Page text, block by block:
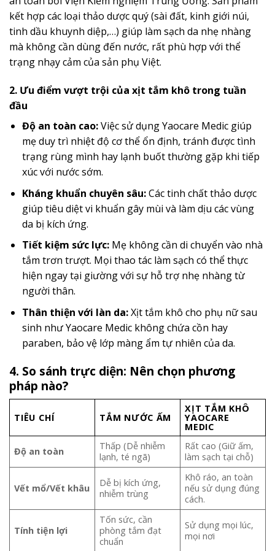
kết hợp các loại thảo dược quý (sài đất, kinh giới núi,
tinh dầu khuynh diệp,…) giúp làm sạch da nhẹ nhàng
mà không cần dùng đến nước, rất phù hợp với thể
trạng nhạy cảm của sản phụ Việt.
2. Ưu điểm vượt trội của xịt tắm khô trong tuần
đầu
Độ an toàn cao:Việc sử dụng Yaocare Medic giúp
mẹ duy trì nhiệt độ cơ thể ổn định, tránh được tình
trạng rùng mình hay lạnh buốt thường gặp khi tiếp
xúc với nước sớm.
Kháng khuẩn chuyên sâu:Các tinh chất thảo dược
giúp tiêu diệt vi khuẩn gây mùi và làm dịu các vùng
da bị kích ứng.
Tiết kiệm sức lực:Mẹ không cần di chuyển vào nhà
tắm trơn trượt. Mọi thao tác làm sạch có thể thực
hiện ngay tại giường với sự hỗ trợ nhẹ nhàng từ
người thân.
Thân thiện với làn da:Xịt tắm khô cho phụ nữ sau
sinh như Yaocare Medic không chứa cồn hay
paraben, bảo vệ lớp màng ẩm tự nhiên của da.
4. So sánh trực diện: Nên chọn phương
pháp nào?
TIÊU CHÍ TẮM NƯỚC ẤM
XỊT TẮM KHÔ
YAOCARE
MEDIC
Độ an toàn
Thấp (Dễ nhiễm
lạnh, té ngã)
Rất cao (Giữ ấm,
làm sạch tại chỗ)
Vết mổ/Vết khâu
Dễ bị kích ứng,
nhiễm trùng
Khô ráo, an toàn
nếu sử dụng đúng
cách.
Tính tiện lợi
Tốn sức, cần
phòng tắm đạt
chuẩn
Sử dụng mọi lúc,
mọi nơi